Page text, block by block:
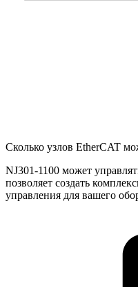
Сколько узлов EtherCAT
NJ301-1100 может
позволяет создать
управления для вашего